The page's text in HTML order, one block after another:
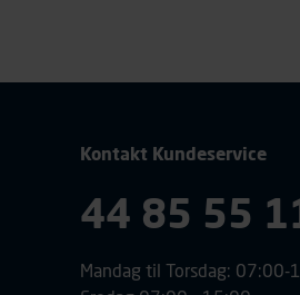
Kontakt Kundeservice
44 85 55
Mandag til Torsdag: 07:00-